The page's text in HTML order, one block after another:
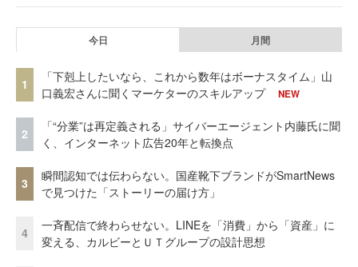
今日 月間
1
「下剋上したいなら、これから数年はボーナスタイム」山
口義宏さんに聞くマーケターのスキルアップ
NEW
2
「“分業”は再定義される」サイバーエージェント内藤氏に聞
く、インターネット広告20年と転換点
3
瞬間認知では伝わらない。国産靴下ブランドがSmartNews
で見つけた「ストーリーの届け方」
4
一斉配信で終わらせない。LINEを「消費」から「資産」に
変える、カルビーとＵＴグループの設計思想